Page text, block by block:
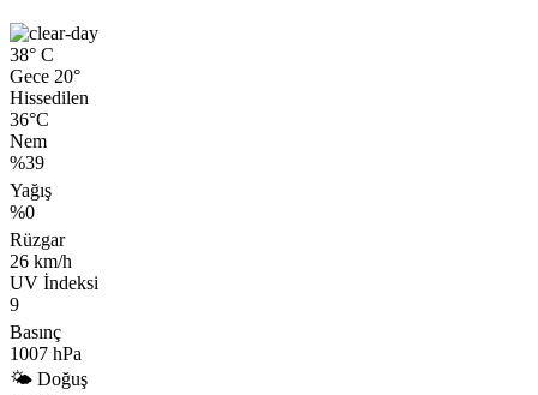
38° C
Gece 20°
Hissedilen
36°C
Nem
%39
Yağış
%0
Rüzgar
26 km/h
UV İndeksi
9
Basınç
1007 hPa
🌤 Doğuş